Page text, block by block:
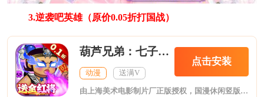
3.逆袭吧英雄（原价0.05折打国战）
葫芦兄弟：七子降妖0.1折送全红将
动漫 送满V
点击安装
由上海美术电影制片厂正版授权，国漫休闲竖版放置手游《葫芦兄弟：七子降妖》0.1折版本上线了，游戏玩法轻松佛系，解放双手，创角即送全部红将，还有葫芦七子+校园时装七件套免费领！再送十亿元宝和五万充值，激活累计充值活动的超强体验功能，小金刚小蝴蝶立即到手！带领葫芦兄弟披荆斩棘，洞破妖洞大门，救出爷爷，全新福利0.1折版本等你来爽玩！